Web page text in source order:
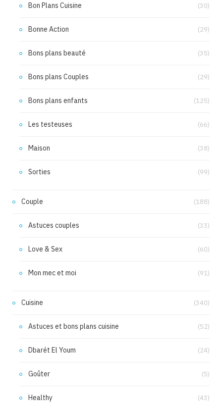
Bon Plans Cuisine (30)
Bonne Action (29)
Bons plans beauté (35)
Bons plans Couples (29)
Bons plans enfants (125)
Les testeuses (66)
Maison (38)
Sorties (99)
Couple (188)
Astuces couples (33)
Love & Sex (60)
Mon mec et moi (91)
Cuisine (340)
Astuces et bons plans cuisine (52)
Dbarét El Youm (24)
Goûter (5)
Healthy (43)